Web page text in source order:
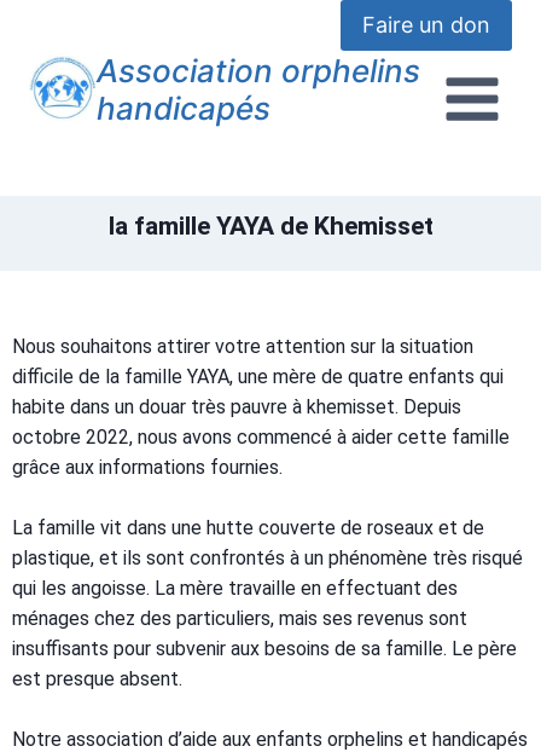
Faire un don
Association orphelins
handicapés
la famille YAYA de Khemisset
Nous souhaitons attirer votre attention sur la situation
difficile de la famille YAYA, une mère de quatre enfants qui
habite dans un douar très pauvre à khemisset. Depuis
octobre 2022, nous avons commencé à aider cette famille
grâce aux informations fournies.
La famille vit dans une hutte couverte de roseaux et de
plastique, et ils sont confrontés à un phénomène très risqué
qui les angoisse. La mère travaille en effectuant des
ménages chez des particuliers, mais ses revenus sont
insuffisants pour subvenir aux besoins de sa famille. Le père
est presque absent.
Notre association d’aide aux enfants orphelins et handicapés